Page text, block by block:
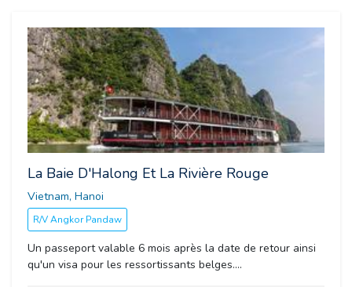
La Baie D'Halong Et La Rivière Rouge
Vietnam, Hanoi
R/V Angkor Pandaw
Un passeport valable 6 mois après la date de retour ainsi
qu'un visa pour les ressortissants belges....